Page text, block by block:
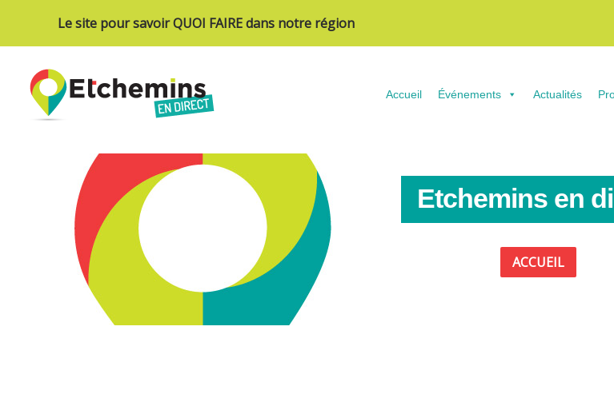
Le site pour savoir QUOI FAIRE dans notre région
Accueil Événements Actualités
Etchemins en
ACCUEIL